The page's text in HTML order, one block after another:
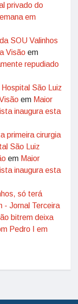
privado do
em
SOU Valinhos
Visão em
repudiado
São Luiz
em Maior
inaugura esta
primeira cirurgia
São Luiz
em Maior
inaugura esta
só terá
- Jornal Terceira
bitrem deixa
Pedro I em